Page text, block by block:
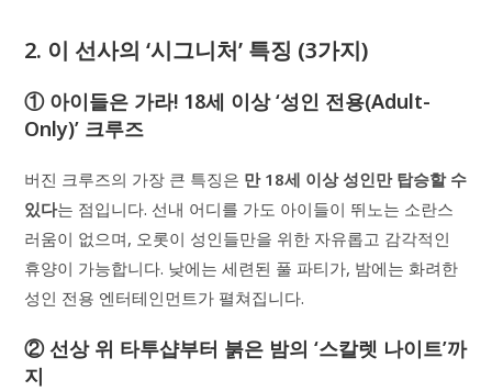
2. 이 선사의 ‘시그니처’ 특징 (3가지)
① 아이들은 가라! 18세 이상 ‘성인 전용(Adult-
Only)’ 크루즈
버진 크루즈의 가장 큰 특징은 만 18세 이상 성인만 탑승할 수
있다는 점입니다. 선내 어디를 가도 아이들이 뛰노는 소란스
러움이 없으며, 오롯이 성인들만을 위한 자유롭고 감각적인
휴양이 가능합니다. 낮에는 세련된 풀 파티가, 밤에는 화려한
성인 전용 엔터테인먼트가 펼쳐집니다.
② 선상 위 타투샵부터 붉은 밤의 ‘스칼렛 나이트’까
지